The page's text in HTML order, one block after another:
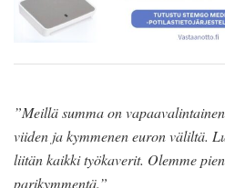
”Meillä summa on
viiden ja kymmenen euron väliltä.
liitän kaikki työkaverit. Olemme
parikymmentä.”